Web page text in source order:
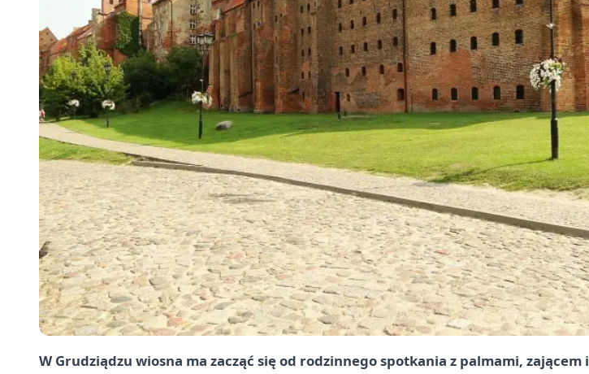
W Grudziądzu wiosna ma zacząć się od rodzinnego spotkania z palmami, zającem i